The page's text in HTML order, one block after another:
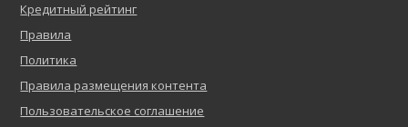
Кредитный рейтинг
Правила
Политика
Правила размещения контента
Пользовательское соглашение